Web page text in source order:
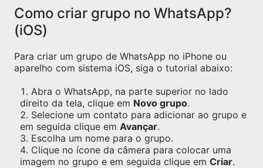
Como criar grupo no WhatsApp?
(iOS)
Para criar um grupo de WhatsApp no iPhone ou
aparelho com sistema iOS, siga o tutorial abaixo:
Abra o WhatsApp, na parte superior no lado
direito da tela, clique em Novo grupo.
Selecione um contato para adicionar ao grupo e
em seguida clique em Avançar.
Escolha um nome para o grupo.
Clique no ícone da câmera para colocar uma
imagem no grupo e em seguida clique em Criar.